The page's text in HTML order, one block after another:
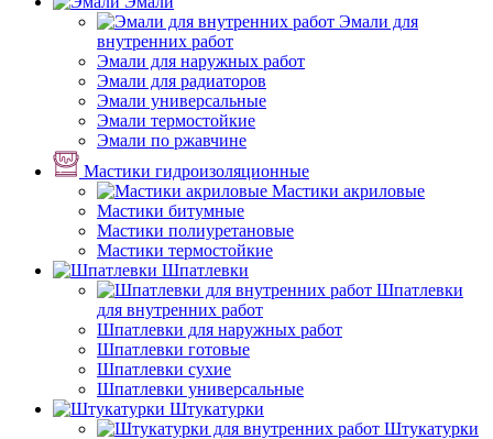
Эмали для
внутренних работ
Эмали для наружных работ
Эмали для радиаторов
Эмали универсальные
Эмали термостойкие
Эмали по ржавчине
Мастики гидроизоляционные
Мастики акриловые
Мастики битумные
Мастики полиуретановые
Мастики термостойкие
Шпатлевки
Шпатлевки
для внутренних работ
Шпатлевки для наружных работ
Шпатлевки готовые
Шпатлевки сухие
Шпатлевки универсальные
Штукатурки
Штукатурки